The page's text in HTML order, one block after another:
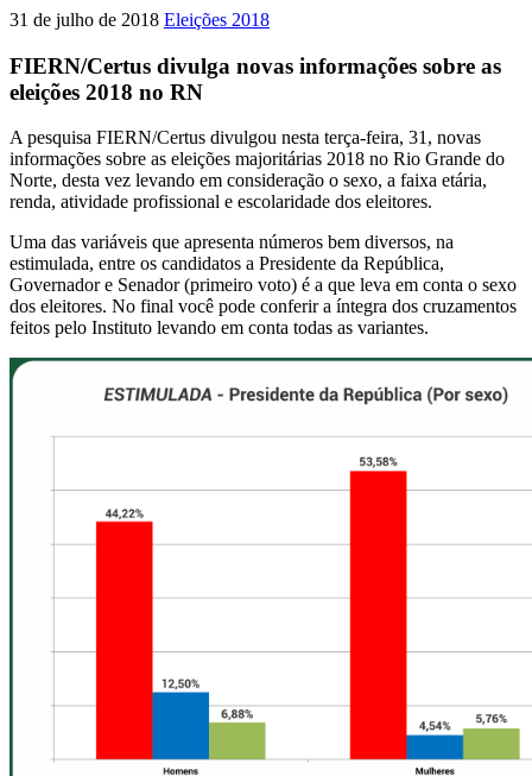
31 de julho de 2018 Eleições 2018
FIERN/Certus divulga novas informações sobre as
eleições 2018 no RN
A pesquisa FIERN/Certus divulgou nesta terça-feira, 31, novas
informações sobre as eleições majoritárias 2018 no Rio Grande do
Norte, desta vez levando em consideração o sexo, a faixa etária,
renda, atividade profissional e escolaridade dos eleitores.
Uma das variáveis que apresenta números bem diversos, na
estimulada, entre os candidatos a Presidente da República,
Governador e Senador (primeiro voto) é a que leva em conta o sexo
dos eleitores. No final você pode conferir a íntegra dos cruzamentos
feitos pelo Instituto levando em conta todas as variantes.